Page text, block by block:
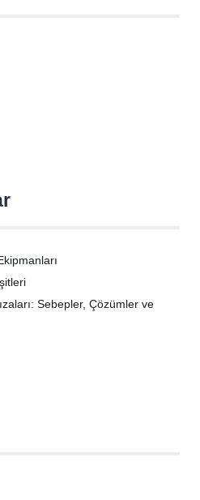
Sebepler, Çözümler ve